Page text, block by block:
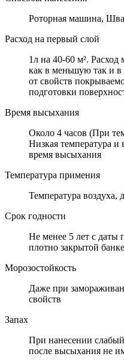
Роторная машина,
Расход на первый слой
1л на 40-60 м². Расход
как в меньшую так и в
от свойств
подготовки
Время высыхания
Около 4 часов (При
Низкая температура
время высыхания
Температура примения
Температура воздуха,
Срок годности
Не менее 5 лет с даты
плотно закрытой
Морозостойкость
Даже при
свойств
Запах
При нанесении
после высыхания не